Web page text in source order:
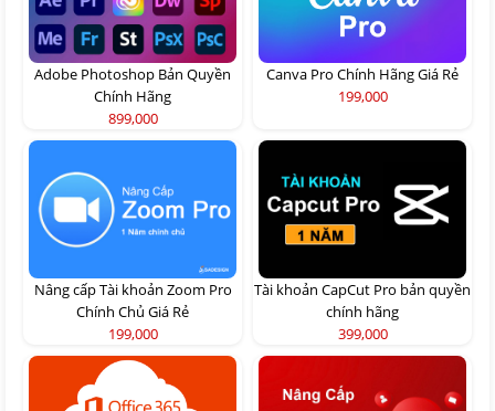
Adobe Photoshop Bản Quyền
Chính Hãng
899,000
Canva Pro Chính Hãng Giá Rẻ
199,000
Nâng cấp Tài khoản Zoom Pro
Chính Chủ Giá Rẻ
199,000
Tài khoản CapCut Pro bản quyền
chính hãng
399,000